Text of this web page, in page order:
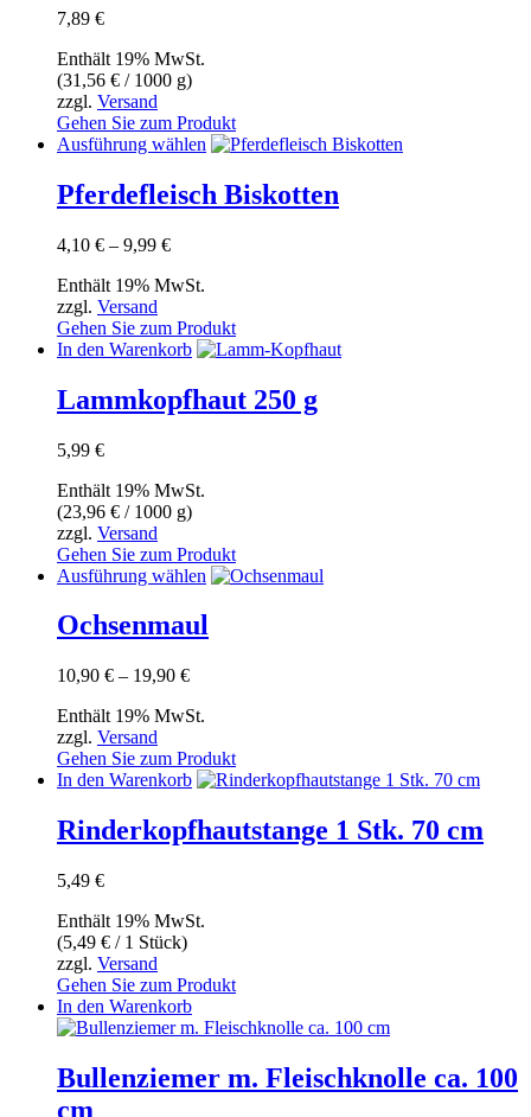
7,89 €
Enthält 19% MwSt.
(31,56 € / 1000 g)
zzgl. Versand
Gehen Sie zum Produkt
Ausführung wählen Dieses
weist
mehrere
auf
der
gewählt
werden
Pferdefleisch Biskotten
4,10 € – 9,99 €Preisspanne:
bis
Enthält 19% MwSt.
zzgl. Versand
Gehen Sie zum Produkt
In den Warenkorb
Lammkopfhaut 250 g
5,99 €
Enthält 19% MwSt.
(23,96 € / 1000 g)
zzgl. Versand
Gehen Sie zum Produkt
Ausführung wählen Dieses
auf
der
gewählt
Ochsenmaul
10,90 € – 19,90 €Preisspanne:
bis
Enthält 19% MwSt.
zzgl. Versand
Gehen Sie zum Produkt
In den Warenkorb
Rinderkopfhautstange 1 Stk. 70 cm
5,49 €
Enthält 19% MwSt.
(5,49 € / 1 Stück)
zzgl. Versand
Gehen Sie zum Produkt
In den Warenkorb
Bullenziemer m. Fleischknolle ca. 100
cm